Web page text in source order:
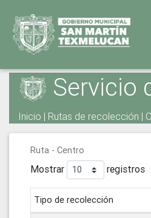
Servicio
Inicio | Rutas de recolección |
Ruta - Centro
Mostrar registros
Tipo de recolección